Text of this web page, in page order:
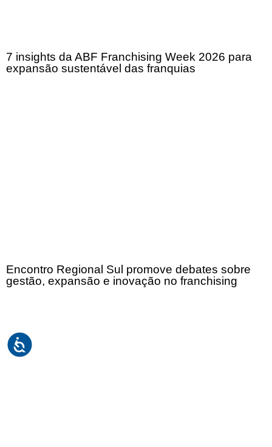
7 insights da ABF Franchising Week 2026 para
expansão sustentável das franquias
Encontro Regional Sul promove debates sobre
gestão, expansão e inovação no franchising